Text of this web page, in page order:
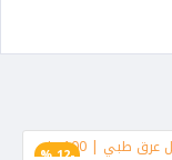
-12 %